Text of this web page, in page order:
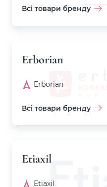
Всі товари бренду
Erborian
Erborian
Всі товари бренду
Etiaxil
Etiaxil